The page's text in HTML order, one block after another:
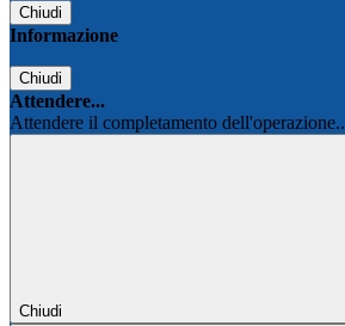
Chiudi
Informazione
Chiudi
Attendere...
Attendere il completamento
Chiudi